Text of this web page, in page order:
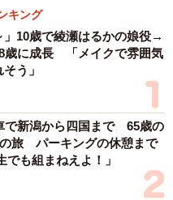
自分が購入した座席に座
などの犯罪行為を行なっ
込まれることもあるよう
「不正転売」でチケット
「チケット不正転売禁止
。
がされたり、チケットの
ました。『席を譲る』と
キング
」10歳で綾瀬はるかの娘役→
歳に成長 「メイクで雰囲気
う」
で新潟から四国まで 65歳の
旅 パーキングの休憩まで
も組まねえよ！」